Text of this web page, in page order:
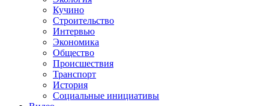
Кучино
Строительство
Интервью
Экономика
Общество
Происшествия
Транспорт
История
Социальные инициативы